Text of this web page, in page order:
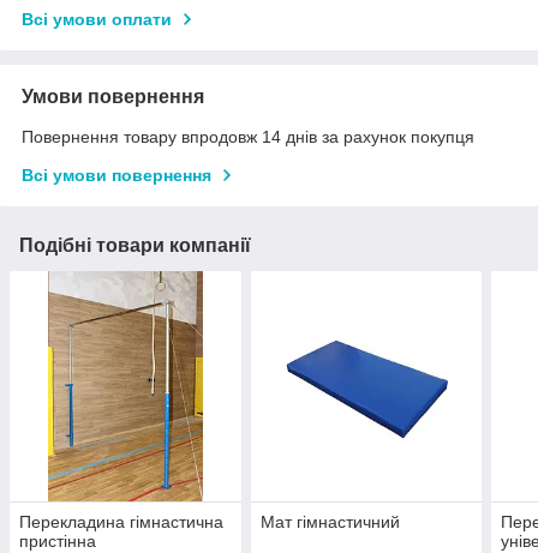
Всі умови оплати
Умови повернення
Повернення товару впродовж 14 днів за рахунок покупця
Всі умови повернення
Подібні товари компанії
Перекладина гімнастична
пристінна
Мат гімнастичний